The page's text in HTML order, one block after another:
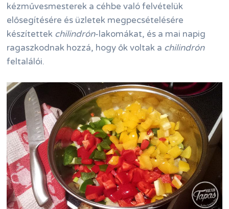
kézművesmesterek a céhbe való felvételük
elősegítésére és üzletek megpecsételésére
készítettek chilindrón-lakomákat, és a mai napig
ragaszkodnak hozzá, hogy ők voltak a chilindrón
feltalálói.